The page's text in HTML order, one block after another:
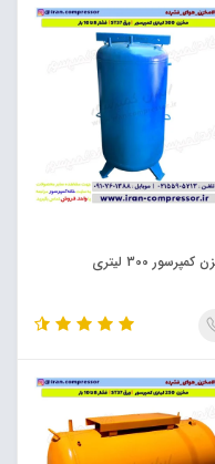
300 لیتری